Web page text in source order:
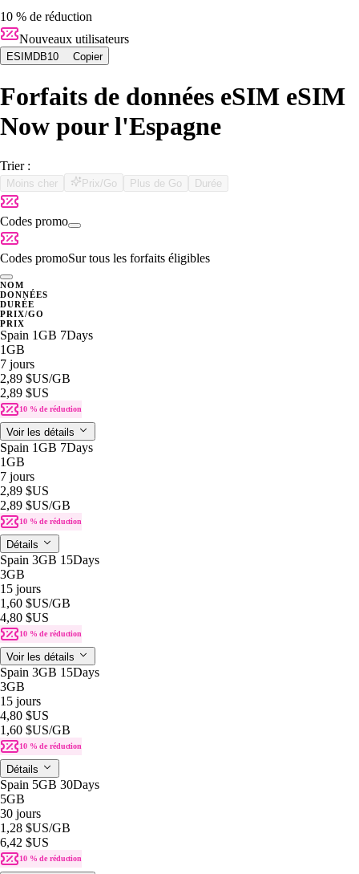
10 % de réduction
Nouveaux utilisateurs
ESIMDB10 Copier
Forfaits de données eSIM eSIM
Now pour l'Espagne
Trier :
Moins cher Prix/Go Plus de Go Durée
Codes promo
Codes promoSur tous les forfaits éligibles
NOM
DONNÉES
DURÉE
PRIX/GO
PRIX
Spain 1GB 7Days
1GB
7 jours
2,89 $US/GB
2,89 $US
10 % de réduction
Voir les détails
Spain 1GB 7Days
1GB
7 jours
2,89 $US
2,89 $US/GB
10 % de réduction
Détails
Spain 3GB 15Days
3GB
15 jours
1,60 $US/GB
4,80 $US
10 % de réduction
Voir les détails
Spain 3GB 15Days
3GB
15 jours
4,80 $US
1,60 $US/GB
10 % de réduction
Détails
Spain 5GB 30Days
5GB
30 jours
1,28 $US/GB
6,42 $US
10 % de réduction